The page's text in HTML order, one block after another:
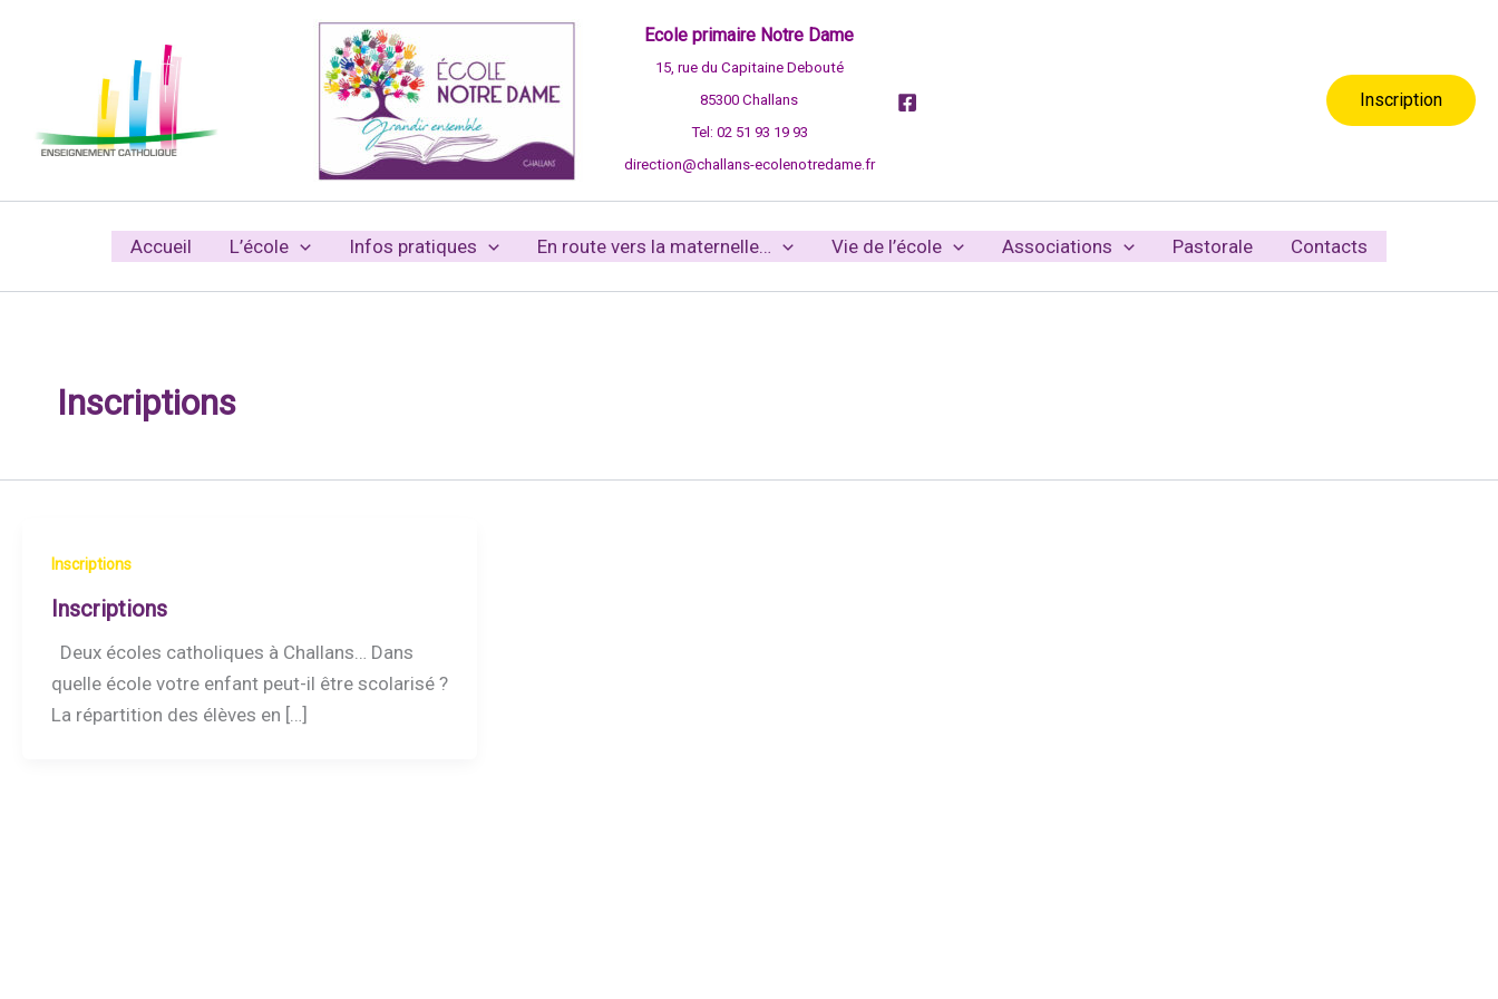
Ecole primaire Notre Dame
15, rue du Capitaine Debouté
85300 Challans
Tel: 02 51 93 19 93
direction@challans-ecolenotredame.fr
Inscription
Accueil L’école Infos pratiques En route vers la maternelle… Vie de l’école Associations Pastorale Contacts
Inscriptions
Inscriptions
Inscriptions
Deux écoles catholiques à Challans… Dans
quelle école votre enfant peut-il être scolarisé ?
La répartition des élèves en […]